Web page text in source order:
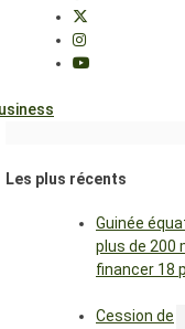
Les plus récents
Guinée
plus de 200
financer 18
Cession de